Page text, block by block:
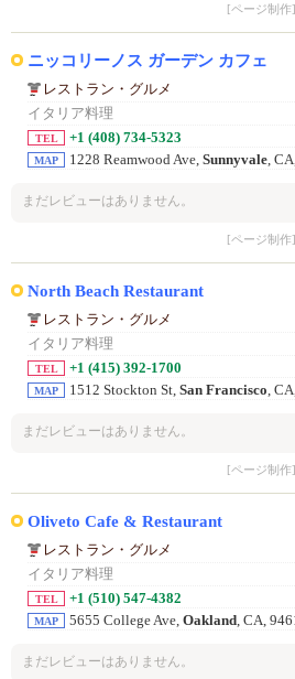
[ページ制作]
ニッコリーノス ガーデン カフェ
レストラン・グルメ
イタリア料理
TEL +1 (408) 734-5323
MAP 1228 Reamwood Ave, Sunnyvale,
まだレビューはありません。
[ページ制作]
North Beach Restaurant
レストラン・グルメ
イタリア料理
TEL +1 (415) 392-1700
MAP 1512 Stockton St, San Francisco,
まだレビューはありません。
[ページ制作]
Oliveto Cafe & Restaurant
レストラン・グルメ
イタリア料理
TEL +1 (510) 547-4382
MAP 5655 College Ave, Oakland, CA,
まだレビューはありません。